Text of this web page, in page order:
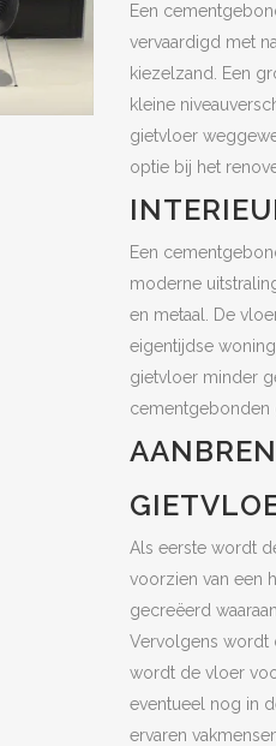
Een
vervaardigd met
kiezelzand. Een
kleine
gietvloer
optie bij het
Een
moderne
en metaal. De
eigentijdse
gietvloer minder
cementgebonden
Als eerste wordt
voorzien van een
gecreëerd
Vervolgens wordt
wordt de vloer
eventueel nog in
ervaren